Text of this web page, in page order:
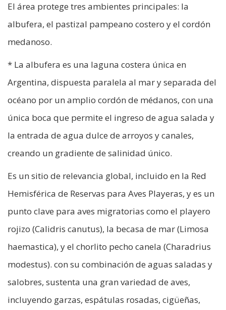
El área protege tres ambientes principales: la
albufera, el pastizal pampeano costero y el cordón
medanoso.
* La albufera es una laguna costera única en
Argentina, dispuesta paralela al mar y separada del
océano por un amplio cordón de médanos, con una
única boca que permite el ingreso de agua salada y
la entrada de agua dulce de arroyos y canales,
creando un gradiente de salinidad único.
Es un sitio de relevancia global, incluido en la Red
Hemisférica de Reservas para Aves Playeras, y es un
punto clave para aves migratorias como el playero
rojizo (Calidris canutus), la becasa de mar (Limosa
haemastica), y el chorlito pecho canela (Charadrius
modestus). con su combinación de aguas saladas y
salobres, sustenta una gran variedad de aves,
incluyendo garzas, espátulas rosadas, cigüeñas,